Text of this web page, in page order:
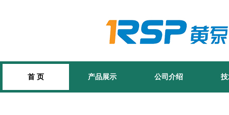
首 页 产品展示 公司介绍